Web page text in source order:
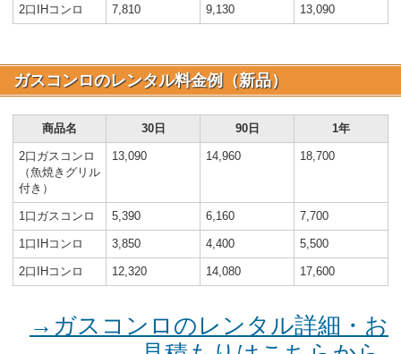
2口IHコンロ 7,810 9,130 13,090
ガスコンロのレンタル料金例（新品）
商品名 30日 90日 1年
2口ガスコンロ
（魚焼きグリル
付き）
13,090 14,960 18,700
1口ガスコンロ 5,390 6,160 7,700
1口IHコンロ 3,850 4,400 5,500
2口IHコンロ 12,320 14,080 17,600
→ガスコンロのレンタル詳細・お